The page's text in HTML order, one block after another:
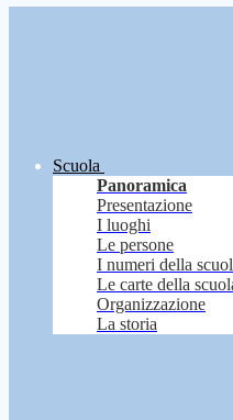
Scuola
Panoramica
Presentazione
I luoghi
Le persone
I numeri della
Le carte della
Organizzazione
La storia